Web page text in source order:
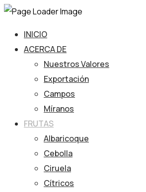
INICIO
ACERCA DE
Nuestros Valores
Exportación
Campos
Míranos
FRUTAS
Albaricoque
Cebolla
Ciruela
Cítricos